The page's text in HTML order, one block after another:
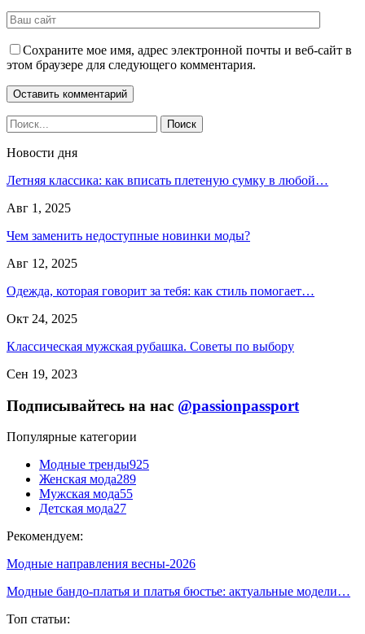
Сохраните мое имя, адрес электронной почты и веб-сайт в
этом браузере для следующего комментария.
Новости дня
Летняя классика: как вписать плетеную сумку в любой…
Авг 1, 2025
Чем заменить недоступные новинки моды?
Авг 12, 2025
Одежда, которая говорит за тебя: как стиль помогает…
Окт 24, 2025
Классическая мужская рубашка. Советы по выбору
Сен 19, 2023
Подписывайтесь на нас @passionpassport
Популярные категории
Модные тренды925
Женская мода289
Мужская мода55
Детская мода27
Рекомендуем:
Модные направления весны-2026
Модные бандо-платья и платья бюстье: актуальные модели…
Топ статьи: